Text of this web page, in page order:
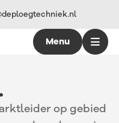
Menu
op gebied